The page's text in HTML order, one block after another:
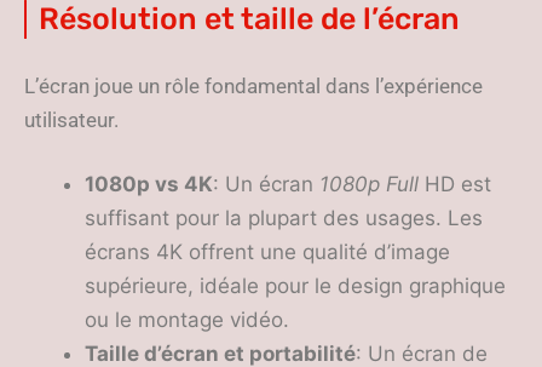
Résolution et taille de l’écran
L’écran joue un rôle fondamental dans l’expérience
utilisateur.
1080p vs 4K: Un écran 1080p Full HD est
suffisant pour la plupart des usages. Les
écrans 4K offrent une qualité d’image
supérieure, idéale pour le design graphique
ou le montage vidéo.
Taille d’écran et portabilité: Un écran de